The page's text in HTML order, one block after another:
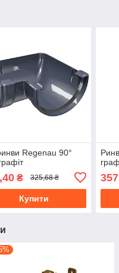
Regenau 90°
₴ 325,68 ₴
Купити